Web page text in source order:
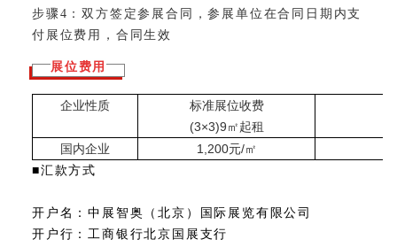
步骤4：双方签定参展合同，参展单位在合同日期内支
付展位费用，合同生效
展位费用
企业性质
标准展位收费
(3×3)9㎡起租
国内企业
1,200元/㎡
■汇款方式
开户名：中展智奥（北京）国际展览有限公司
开户行：工商银行北京国展支行